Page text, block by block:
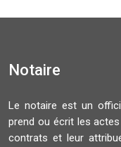
Notaire
Le notaire est un
prend ou écrit les
contrats et leur